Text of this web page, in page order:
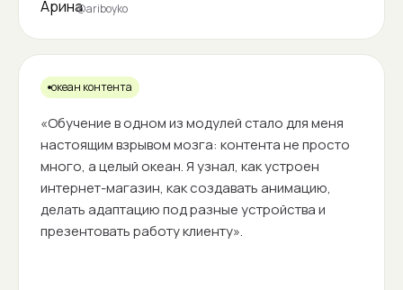
@ariboyko
океан контента
«Обучение в одном из модулей стало для меня
настоящим взрывом мозга: контента не просто
много, а целый океан. Я узнал, как устроен
интернет-магазин, как создавать анимацию,
делать адаптацию под разные устройства и
презентовать работу клиенту».